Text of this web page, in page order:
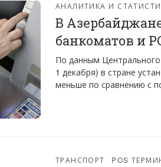
АНАЛИТИКА И
В
банкоматов и
По данным
1 декабря) в стране
меньше по сравнению с
ТРАНСПОРТ POS